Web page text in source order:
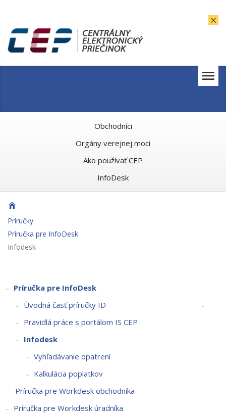
Obchodníci
Orgány verejnej moci
Ako používať CEP
InfoDesk
Príručky
Príručka pre InfoDesk
Infodesk
Príručka pre InfoDesk
Úvodná časť príručky ID
Pravidlá práce s portálom IS CEP
Infodesk
Vyhľadávanie opatrení
Kalkulácia poplatkov
Príručka pre Workdesk obchodníka
Príručka pre Workdesk úradníka